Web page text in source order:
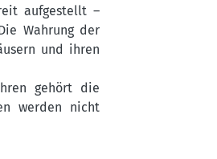
aufgestellt –
Wahrung der
und ihren
gehört die
werden nicht